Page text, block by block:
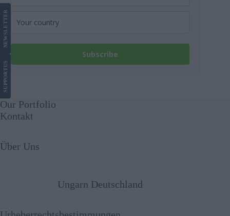
Subscribe
SUPPORT
US
NEWS
LETTER
Our Portfolio
Kontakt
Über Uns
Ungarn Deutschland